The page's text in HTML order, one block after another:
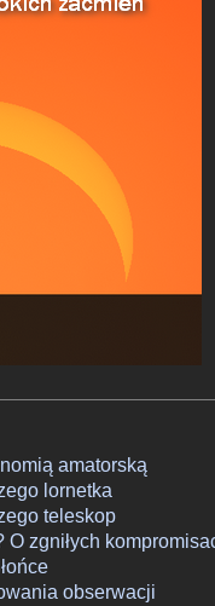
amatorską
lornetka
teleskop
zgniłych
obserwacji